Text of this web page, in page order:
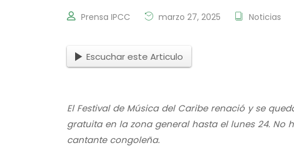
Prensa IPCC marzo 27, 2025 Noticias
Escuchar este Articulo
El Festival de Música del Caribe renació y se
gratuita en la zona general hasta el lunes 24. No
cantante congoleña.